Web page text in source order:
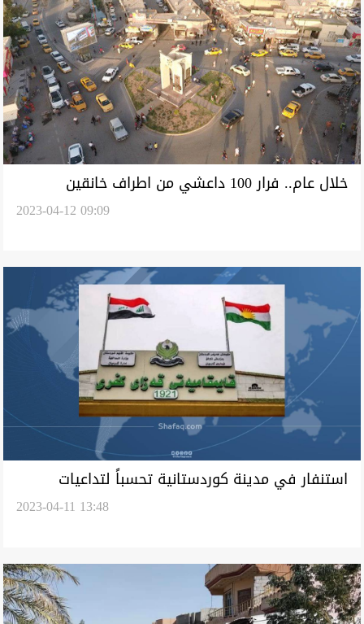
خلال عام.. فرار 100 داعشي من اطراف خانقين
2023-04-12 09:09
استنفار في مدينة كوردستانية تحسباً لتداعيات
2023-04-11 13:48